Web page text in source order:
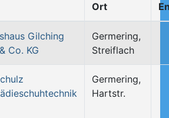
Ort
Gilching
Co. KG
Germering,
Streiflach
Germering,
Hartstr.